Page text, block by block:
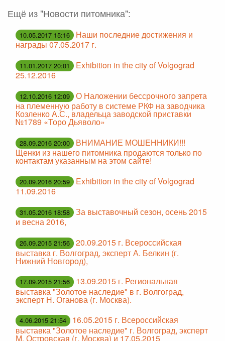
Ещё из "Новости питомника":
10.05.2017 15:16
Наши последние достижения и
награды 07.05.2017 г.
11.01.2017 20:01
Exhibition in the city of Volgograd
25.12.2016
12.10.2016 12:09
О Наложении бессрочного запрета
на племенную работу в системе РКФ на заводчика
Козленко А.С., владельца заводской приставки
№1789 «Торо Дьяволо»
28.09.2016 20:00
ВНИМАНИЕ МОШЕННИКИ!!!
Щенки из нашего питомника продаются только по
контактам указанным на этом сайте!
20.09.2016 20:59
Exhibition in the city of Volgograd
11.09.2016
31.05.2016 18:58
За выставочный сезон, осень 2015
и весна 2016,
26.09.2015 21:56
20.09.2015 г. Всероссийская
выставка г. Волгоград, эксперт А. Белкин (г.
Нижний Новгород),
17.09.2015 21:56
13.09.2015 г. Региональная
выставка "Золотое наследие" в г. Волгоград,
эксперт Н. Оганова (г. Москва).
4.06.2015 21:54
16.05.2015 г. Всероссийская
выставка "Золотое наследие" г. Волгоград, эксперт
М. Островская (г. Москва) и 17.05.2015